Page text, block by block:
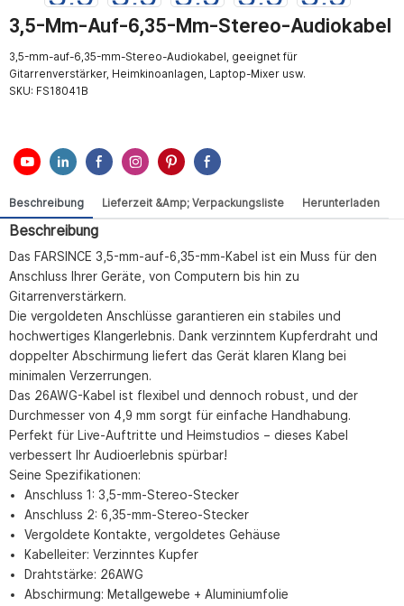
3,5-Mm-Auf-6,35-Mm-Stereo-Audiokabel
3,5-mm-auf-6,35-mm-Stereo-Audiokabel, geeignet für
Gitarrenverstärker, Heimkinoanlagen, Laptop-Mixer usw.
SKU: FS18041B
Beschreibung Lieferzeit &amp; Verpackungsliste Herunterladen
Beschreibung
Das FARSINCE 3,5-mm-auf-6,35-mm-Kabel ist ein Muss für den
Anschluss Ihrer Geräte, von Computern bis hin zu
Gitarrenverstärkern.
Die vergoldeten Anschlüsse garantieren ein stabiles und
hochwertiges Klangerlebnis. Dank verzinntem Kupferdraht und
doppelter Abschirmung liefert das Gerät klaren Klang bei
minimalen Verzerrungen.
Das 26AWG-Kabel ist flexibel und dennoch robust, und der
Durchmesser von 4,9 mm sorgt für einfache Handhabung.
Perfekt für Live-Auftritte und Heimstudios – dieses Kabel
verbessert Ihr Audioerlebnis spürbar!
Seine Spezifikationen:
Anschluss 1: 3,5-mm-Stereo-Stecker
Anschluss 2: 6,35-mm-Stereo-Stecker
Vergoldete Kontakte, vergoldetes Gehäuse
Kabelleiter: Verzinntes Kupfer
Drahtstärke: 26AWG
Abschirmung: Metallgewebe + Aluminiumfolie